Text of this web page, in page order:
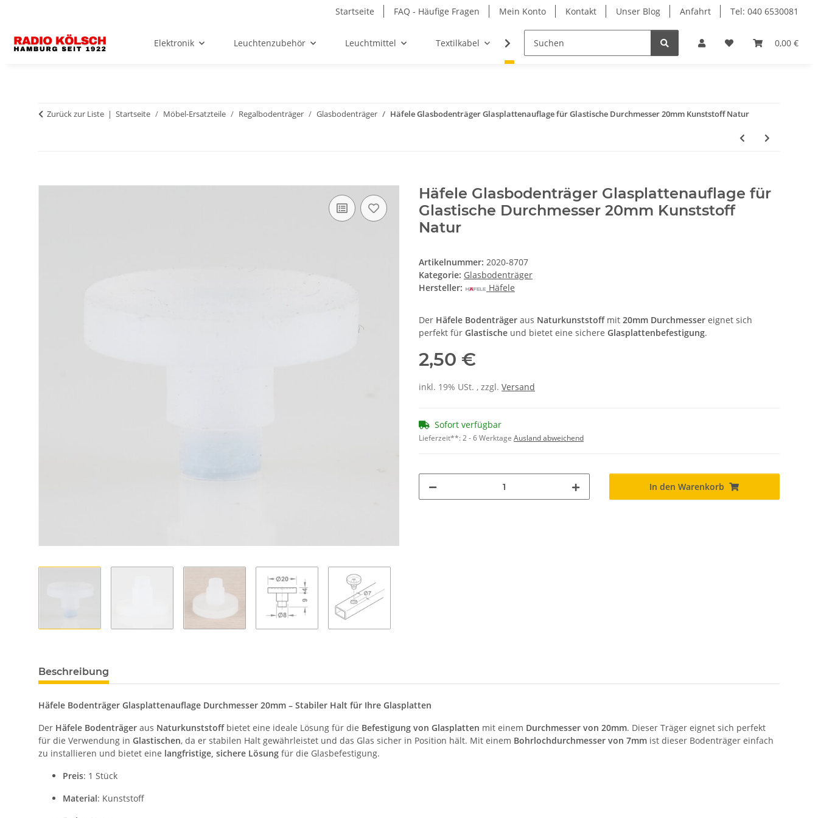
Startseite FAQ - Häufige Fragen Mein Konto Kontakt Unser Blog Anfahrt Tel: 040 6530081
0,00 €
Elektronik Leuchtenzubehör Leuchtmittel Textilkabel Möbel-Ersatzteile Retouren-Shop
Zurück zur Liste Startseite Möbel-Ersatzteile Regalbodenträger Glasbodenträger Häfele Glasbodenträger Glasplattenauflage für Glastische Durchmesser 20mm Kunststoff Natur
Häfele Glasbodenträger Glasplattenauflage für
Glastische Durchmesser 20mm Kunststoff
Natur
Artikelnummer: 2020-8707
Kategorie: Glasbodenträger
Hersteller:
Häfele
Der Häfele Bodenträger aus Naturkunststoffmit 20mm Durchmesser eignet sich
perfekt für Glastische und bietet eine sichere Glasplattenbefestigung.
2,50 €
inkl. 19% USt. , zzgl. Versand
Sofort verfügbar
Lieferzeit**:2 - 6 Werktage Ausland abweichend
In den Warenkorb
Beschreibung
Häfele Bodenträger Glasplattenauflage Durchmesser 20mm – Stabiler Halt für Ihre Glasplatten
Der Häfele Bodenträger aus Naturkunststoffbietet eine ideale Lösung für die Befestigung von Glasplatten mit einem Durchmesser von 20mm. Dieser Träger eignet sich perfekt
für die Verwendung in Glastischen, da er stabilen Halt gewährleistet und das Glas sicher in Position hält. Mit einem Bohrlochdurchmesser von 7mm ist dieser Bodenträger einfach
zu installieren und bietet eine langfristige, sichere Lösung für die Glasbefestigung.
Preis: 1 Stück
Material: Kunststoff